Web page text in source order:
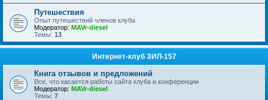
Путешествия
Опыт путешествий членов клуба
Модератор: MAVr-diesel
Темы: 13
Интернет-клуб ЗИЛ-157
Книга отзывов и предложений
Все, что касается работы сайта клуба и конференции
Модератор: MAVr-diesel
Темы: 7